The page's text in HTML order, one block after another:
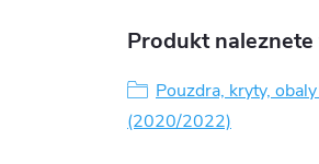
Produkt
Pouzdra, kryty,
(2020/2022)